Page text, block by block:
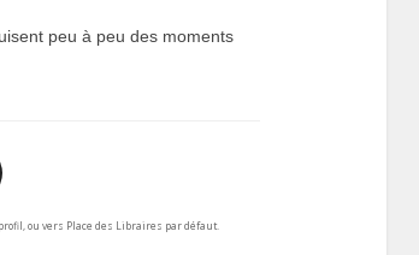
peu à peu des moments
ou vers Place des Libraires par défaut.